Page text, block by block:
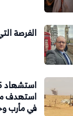
الفرصة
استهدف
في مأرب